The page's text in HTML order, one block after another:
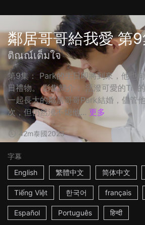
鄰居哥哥給我愛 第
ติณณ์เต็มใจ
第9集： Park的生日即將到來，他也
日禮物。 影集簡介： 活潑可愛的Tin
一起長大的鄰居哥哥Park結婚，儘管
次，但仍然澆不熄他... 更多
42m泰國2023
字幕
English
繁體中文 简体中文
Tiếng Việt 한국어 français
Español Português हिन्दी